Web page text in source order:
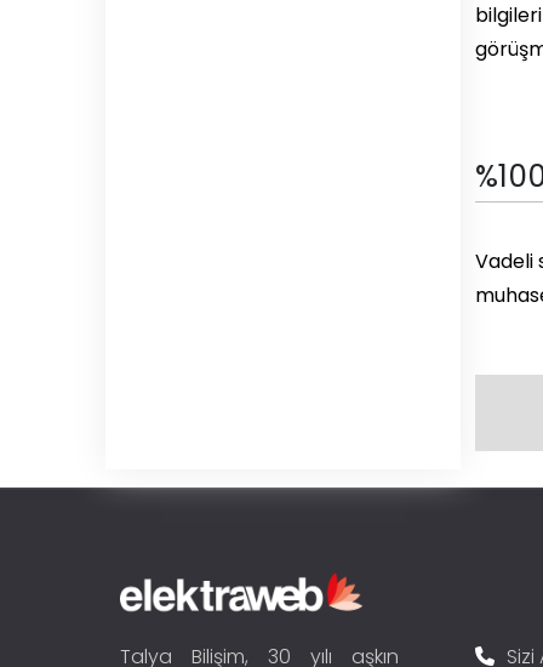
Vadeli
Talya Bilişim, 30 yılı aşkın Sizi